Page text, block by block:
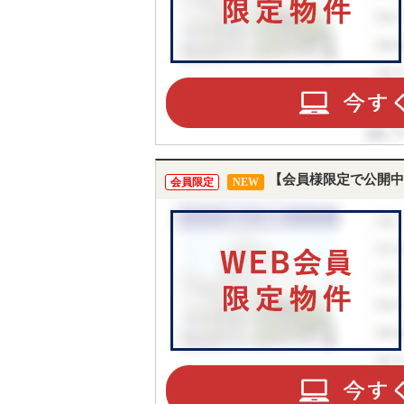
会員限定 NEW 【会員様限定で公開